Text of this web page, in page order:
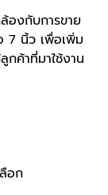
องกับการขาย
7 นิ้ว เพื่อเพิ่ม
ลูกค้าที่มาใช้งาน
อก